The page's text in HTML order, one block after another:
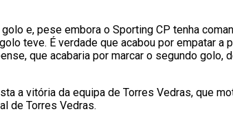
e, pese embora o Sporting CP tenha
teve. É verdade que acabou por empatar a
que acabaria por marcar o segundo golo,
a vitória da equipa de Torres Vedras, que
de Torres Vedras.